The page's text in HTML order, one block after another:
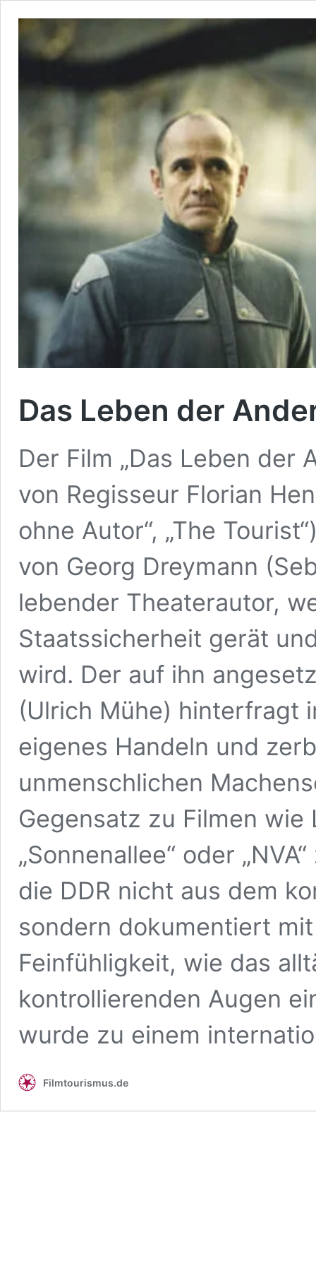
Das Leben der
Der Film „Das Leben der
von Regisseur Florian
ohne Autor“, „The
von Georg Dreymann
lebender Theaterautor,
Staatssicherheit gerät
wird. Der auf ihn
(Ulrich Mühe) hinterfragt
eigenes Handeln und
unmenschlichen
Gegensatz zu Filmen wie
„Sonnenallee“ oder
die DDR nicht aus dem
sondern dokumentiert
Feinfühligkeit, wie das
kontrollierenden Augen
wurde zu einem
Filmtourismus.de